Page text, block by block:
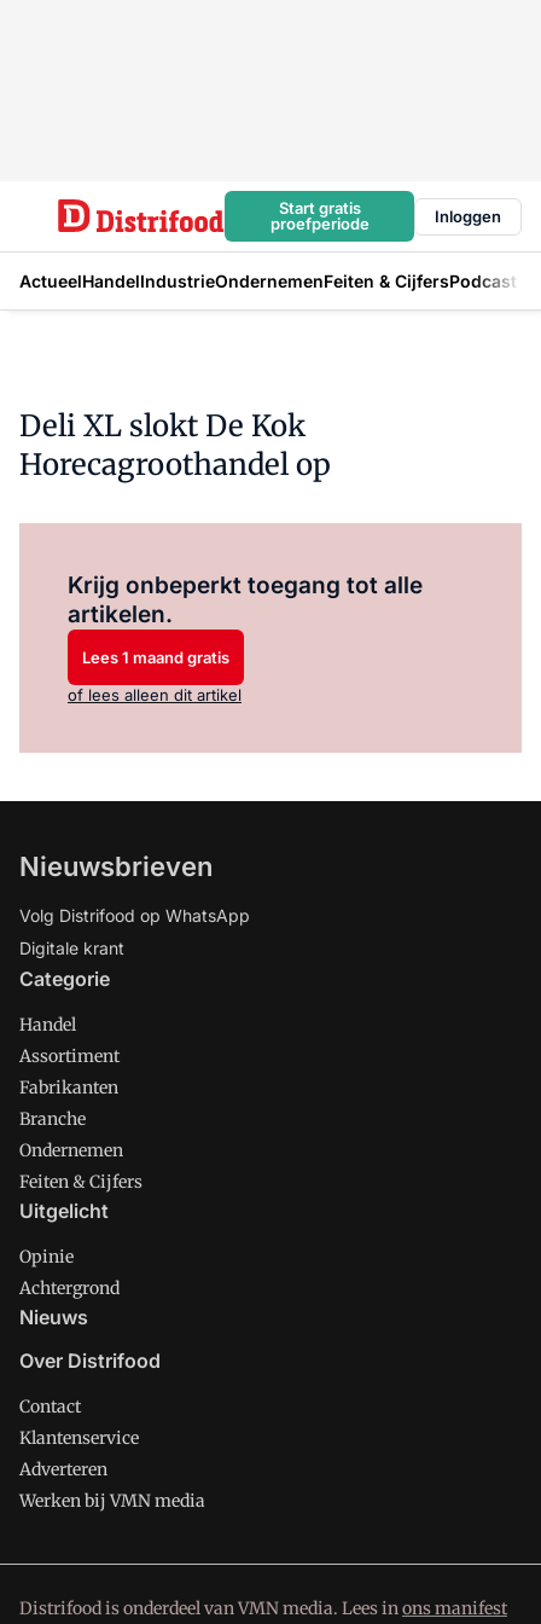
Start gratis
proefperiode
Inloggen
ActueelHandelIndustrieOndernemenFeiten & CijfersPodcast
Deli XL slokt De Kok
Horecagroothandel op
Krijg onbeperkt toegang tot alle
artikelen.
Lees 1 maand gratis
of lees alleen dit artikel
Nieuwsbrieven
Volg Distrifood op WhatsApp
Digitale krant
Categorie
Handel
Assortiment
Fabrikanten
Branche
Ondernemen
Feiten & Cijfers
Uitgelicht
Opinie
Achtergrond
Nieuws
Over Distrifood
Contact
Klantenservice
Adverteren
Werken bij VMN media
Distrifood is onderdeel van VMN media. Lees inons manifest